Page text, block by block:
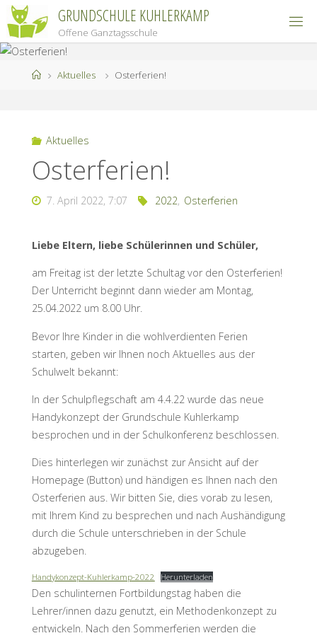
Zum
Inhalt
springen
GRUNDSCHULE KUHLERKAMP
Offene Ganztagsschule
StartAktuelles Osterferien!
Aktuelles
Osterferien!
7. April 2022, 7:07 2022, Osterferien
Liebe Eltern, liebe Schülerinnen und Schüler,
am Freitag ist der letzte Schultag vor den Osterferien!
Der Unterricht beginnt dann wieder am Montag,
25.04.2022 um 8.00 Uhr.
Bevor Ihre Kinder in die wohlverdienten Ferien
starten, geben wir Ihnen noch Aktuelles aus der
Schulwelt bekannt:
In der Schulpflegschaft am 4.4.22 wurde das neue
Handykonzept der Grundschule Kuhlerkamp
besprochen und in der Schulkonferenz beschlossen.
Dies hinterlegen wir zunächst zur Ansicht auf der
Homepage (Button) und händigen es Ihnen nach den
Osterferien aus. Wir bitten Sie, dies vorab zu lesen,
mit Ihrem Kind zu besprechen und nach Aushändigung
durch die Schule unterschrieben in der Schule
abzugeben.
Handykonzept-Kuhlerkamp-2022 Herunterladen
Den schulinternen Fortbildungstag haben die
Lehrer/innen dazu genutzt, ein Methodenkonzept zu
entwickeln. Nach den Sommerferien werden die